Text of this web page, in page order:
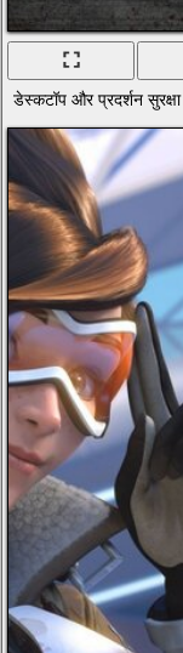
डेस्कटॉप और प्रदर्शन सुरक्षा